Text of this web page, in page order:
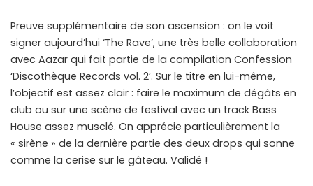
Preuve supplémentaire de son ascension : on le voit
signer aujourd’hui ‘The Rave’, une très belle collaboration
avec Aazar qui fait partie de la compilation Confession
‘Discothèque Records vol. 2’. Sur le titre en lui-même,
l’objectif est assez clair : faire le maximum de dégâts en
club ou sur une scène de festival avec un track Bass
House assez musclé. On apprécie particulièrement la
« sirène » de la dernière partie des deux drops qui sonne
comme la cerise sur le gâteau. Validé !